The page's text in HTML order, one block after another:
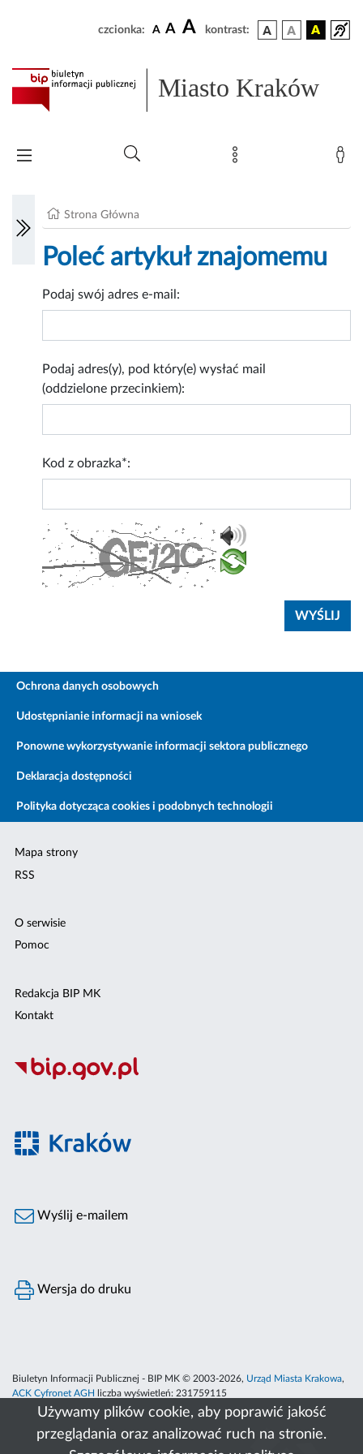
Używamy plików cookie, aby poprawić jakość
przeglądania oraz analizować ruch na stronie.
czcionka: A A A kontrast:
Miasto Kraków
Strona Główna
Poleć artykuł znajomemu
Podaj swój adres e-mail:
Podaj adres(y), pod który(e) wysłać mail
(oddzielone przecinkiem):
Kod z obrazka*:
Ochrona danych osobowych
Udostępnianie informacji na wniosek
Ponowne wykorzystywanie informacji sektora publicznego
Deklaracja dostępności
Polityka dotycząca cookies i podobnych technologii
Mapa strony
RSS
O serwisie
Pomoc
Redakcja BIP MK
Kontakt
Wyślij e-mailem
Wersja do druku
Biuletyn Informacji Publicznej - BIP MK © 2003-2026, Urząd Miasta Krakowa,
ACK Cyfronet AGH
liczba wyświetleń: 231759115